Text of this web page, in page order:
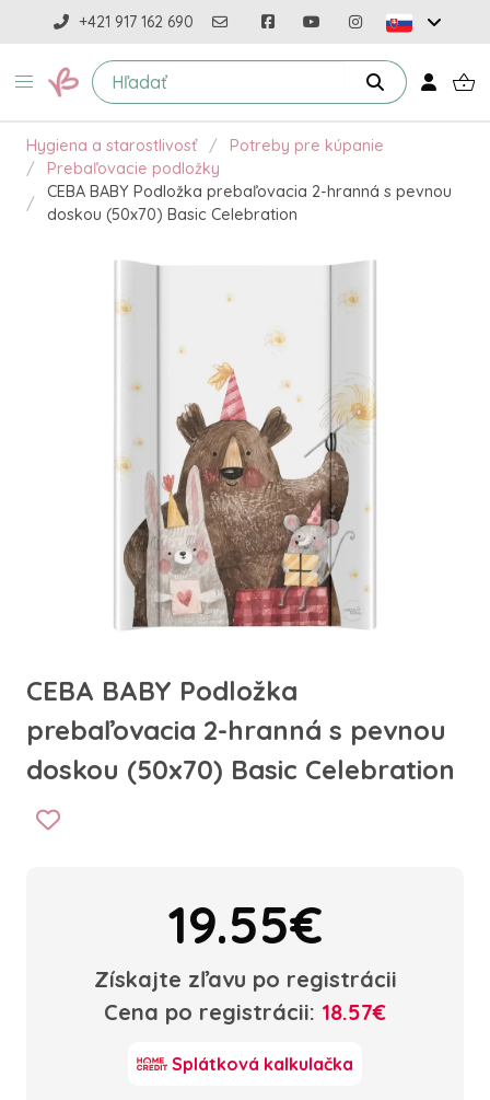
+421 917 162 690
Hygiena a starostlivosť
Potreby pre kúpanie
Prebaľovacie podložky
CEBA BABY Podložka prebaľovacia 2-hranná s pevnou
doskou (50x70) Basic Celebration
CEBA BABY Podložka
prebaľovacia 2-hranná s pevnou
doskou (50x70) Basic Celebration
19.55€
Získajte zľavu po registrácii
Cena po registrácii: 18.57€
Splátková kalkulačka